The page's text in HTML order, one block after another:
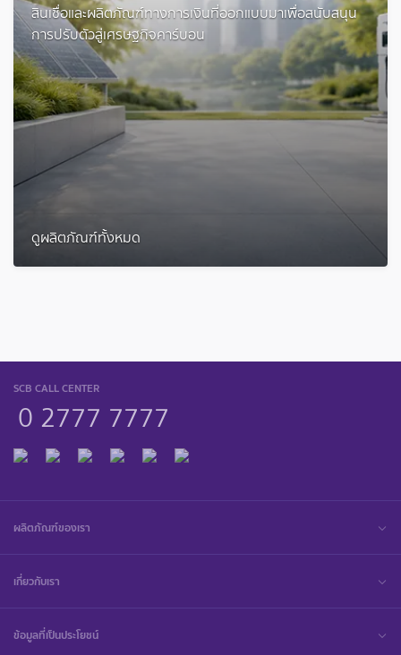
สินเชื่อและผลิตภัณฑ์ทางการเงินที่ออกแบบมาเพื่อสนับสนุน
การปรับตัวสู่เศรษฐกิจคาร์บอน
ดูผลิตภัณฑ์ทั้งหมด
SCB CALL CENTER
0 2777 7777
ผลิตภัณฑ์ของเรา
เกี่ยวกับเรา
ข้อมูลที่เป็นประโยชน์